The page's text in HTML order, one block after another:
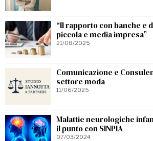
“Il rapporto con banche e
piccola e media impresa”
21/08/2025
Comunicazione e
settore moda
11/06/2025
Malattie neurologiche
il punto con SINPIA
07/03/2024